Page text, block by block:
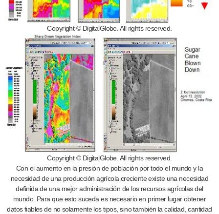
Con el aumento en la presión de población por todo el mundo y la
necesidad de una producción agrícola creciente existe una necesidad
definida de una mejor administración de los recursos agrícolas del
mundo. Para que esto suceda es necesario en primer lugar obtener
datos fiables de no solamente los tipos, sino también la calidad, cantidad
Copyright © DigitalGlobe. All rights reserved.
Copyright © DigitalGlobe. All rights reserved.